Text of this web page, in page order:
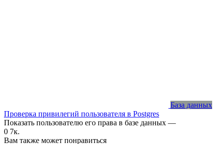
База данных
Проверка привилегий пользователя в Postgres
Показать пользователю его права в базе данных —
0 7к.
Вам также может понравиться